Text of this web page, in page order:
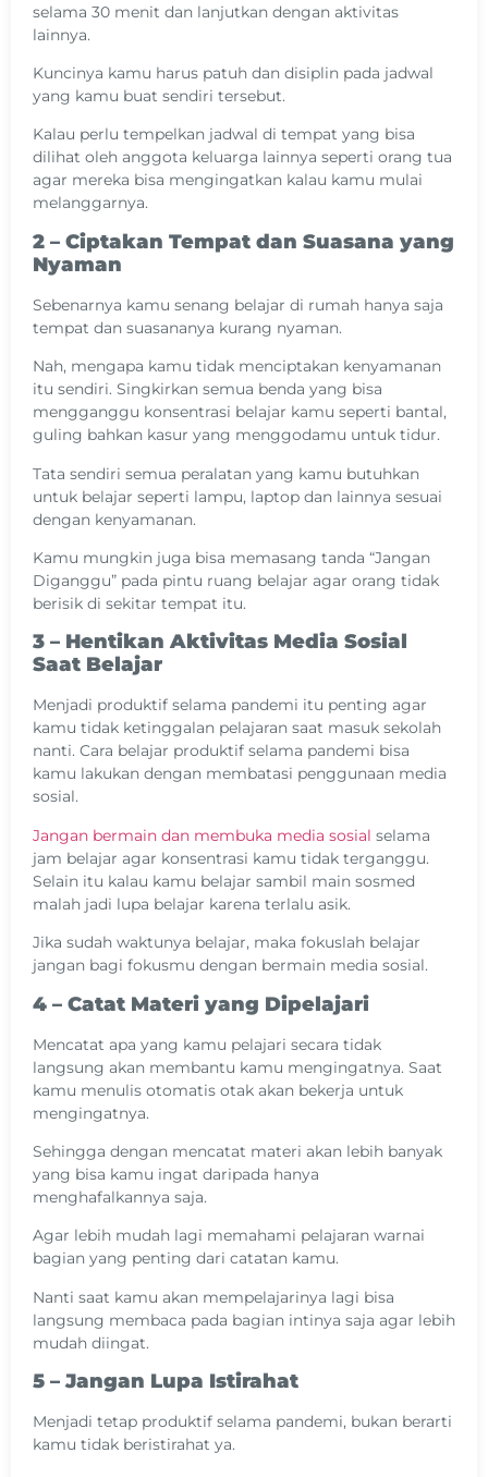
selama 30 menit dan lanjutkan dengan aktivitas
lainnya.
Kuncinya kamu harus patuh dan disiplin pada jadwal
yang kamu buat sendiri tersebut.
Kalau perlu tempelkan jadwal di tempat yang bisa
dilihat oleh anggota keluarga lainnya seperti orang tua
agar mereka bisa mengingatkan kalau kamu mulai
melanggarnya.
2 – Ciptakan Tempat dan Suasana yang
Nyaman
Sebenarnya kamu senang belajar di rumah hanya saja
tempat dan suasananya kurang nyaman.
Nah, mengapa kamu tidak menciptakan kenyamanan
itu sendiri. Singkirkan semua benda yang bisa
mengganggu konsentrasi belajar kamu seperti bantal,
guling bahkan kasur yang menggodamu untuk tidur.
Tata sendiri semua peralatan yang kamu butuhkan
untuk belajar seperti lampu, laptop dan lainnya sesuai
dengan kenyamanan.
Kamu mungkin juga bisa memasang tanda “Jangan
Diganggu” pada pintu ruang belajar agar orang tidak
berisik di sekitar tempat itu.
3 – Hentikan Aktivitas Media Sosial
Saat Belajar
Menjadi produktif selama pandemi itu penting agar
kamu tidak ketinggalan pelajaran saat masuk sekolah
nanti. Cara belajar produktif selama pandemi bisa
kamu lakukan dengan membatasi penggunaan media
sosial.
Jangan bermain dan membuka media sosial selama
jam belajar agar konsentrasi kamu tidak terganggu.
Selain itu kalau kamu belajar sambil main sosmed
malah jadi lupa belajar karena terlalu asik.
Jika sudah waktunya belajar, maka fokuslah belajar
jangan bagi fokusmu dengan bermain media sosial.
4 – Catat Materi yang Dipelajari
Mencatat apa yang kamu pelajari secara tidak
langsung akan membantu kamu mengingatnya. Saat
kamu menulis otomatis otak akan bekerja untuk
mengingatnya.
Sehingga dengan mencatat materi akan lebih banyak
yang bisa kamu ingat daripada hanya
menghafalkannya saja.
Agar lebih mudah lagi memahami pelajaran warnai
bagian yang penting dari catatan kamu.
Nanti saat kamu akan mempelajarinya lagi bisa
langsung membaca pada bagian intinya saja agar lebih
mudah diingat.
5 – Jangan Lupa Istirahat
Menjadi tetap produktif selama pandemi, bukan berarti
kamu tidak beristirahat ya.